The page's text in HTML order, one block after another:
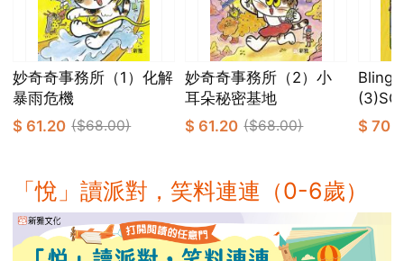
妙奇奇事務所（1）化解
暴雨危機
$ 61.20 ($68.00)
妙奇奇事務所（2）小
耳朵秘密基地
$ 61.20 ($68.00)
Bling
$
「悅」讀派對，笑料連連（0-6歲）